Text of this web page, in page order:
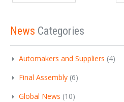
News Categories
Automakers and Suppliers (4)
Final Assembly (6)
Global News (10)